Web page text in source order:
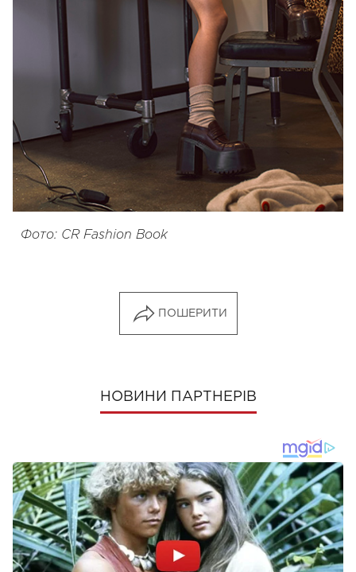
Фото: CR Fashion Book
ПОШЕРИТИ
НОВИНИ ПАРТНЕРІВ